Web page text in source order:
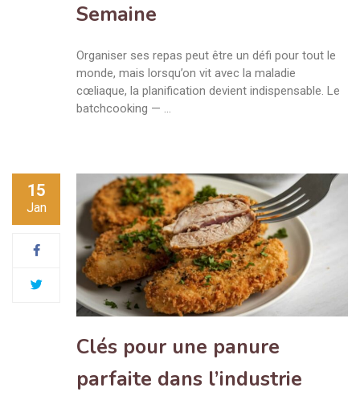
Semaine
Organiser ses repas peut être un défi pour tout le
monde, mais lorsqu’on vit avec la maladie
cœliaque, la planification devient indispensable. Le
batchcooking — …
15
Jan
Clés pour une panure
parfaite dans l’industrie